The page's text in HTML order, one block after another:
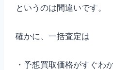
というのは間違いです。
確かに、一括査定は
・予想買取価格がすぐわ